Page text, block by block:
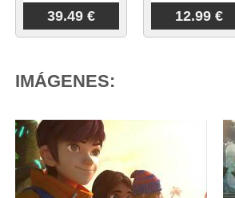
39.49 € 12.99 €
IMÁGENES: